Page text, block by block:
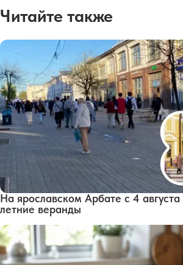
Читайте также
На ярославском Арбате с 4
летние веранды